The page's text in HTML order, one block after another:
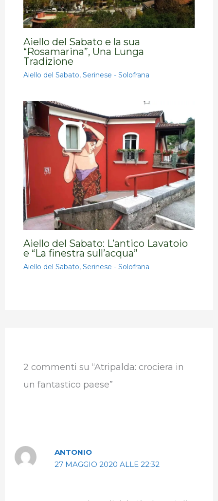
Aiello del Sabato e la sua
“Rosamarina”, Una Lunga
Tradizione
Aiello del Sabato,Serinese - Solofrana
Aiello del Sabato: L’antico Lavatoio
e “La finestra sull’acqua”
Aiello del Sabato,Serinese - Solofrana
2 commenti su “Atripalda: crociera in
un fantastico paese”
ANTONIO
27 MAGGIO 2020 ALLE 22:32